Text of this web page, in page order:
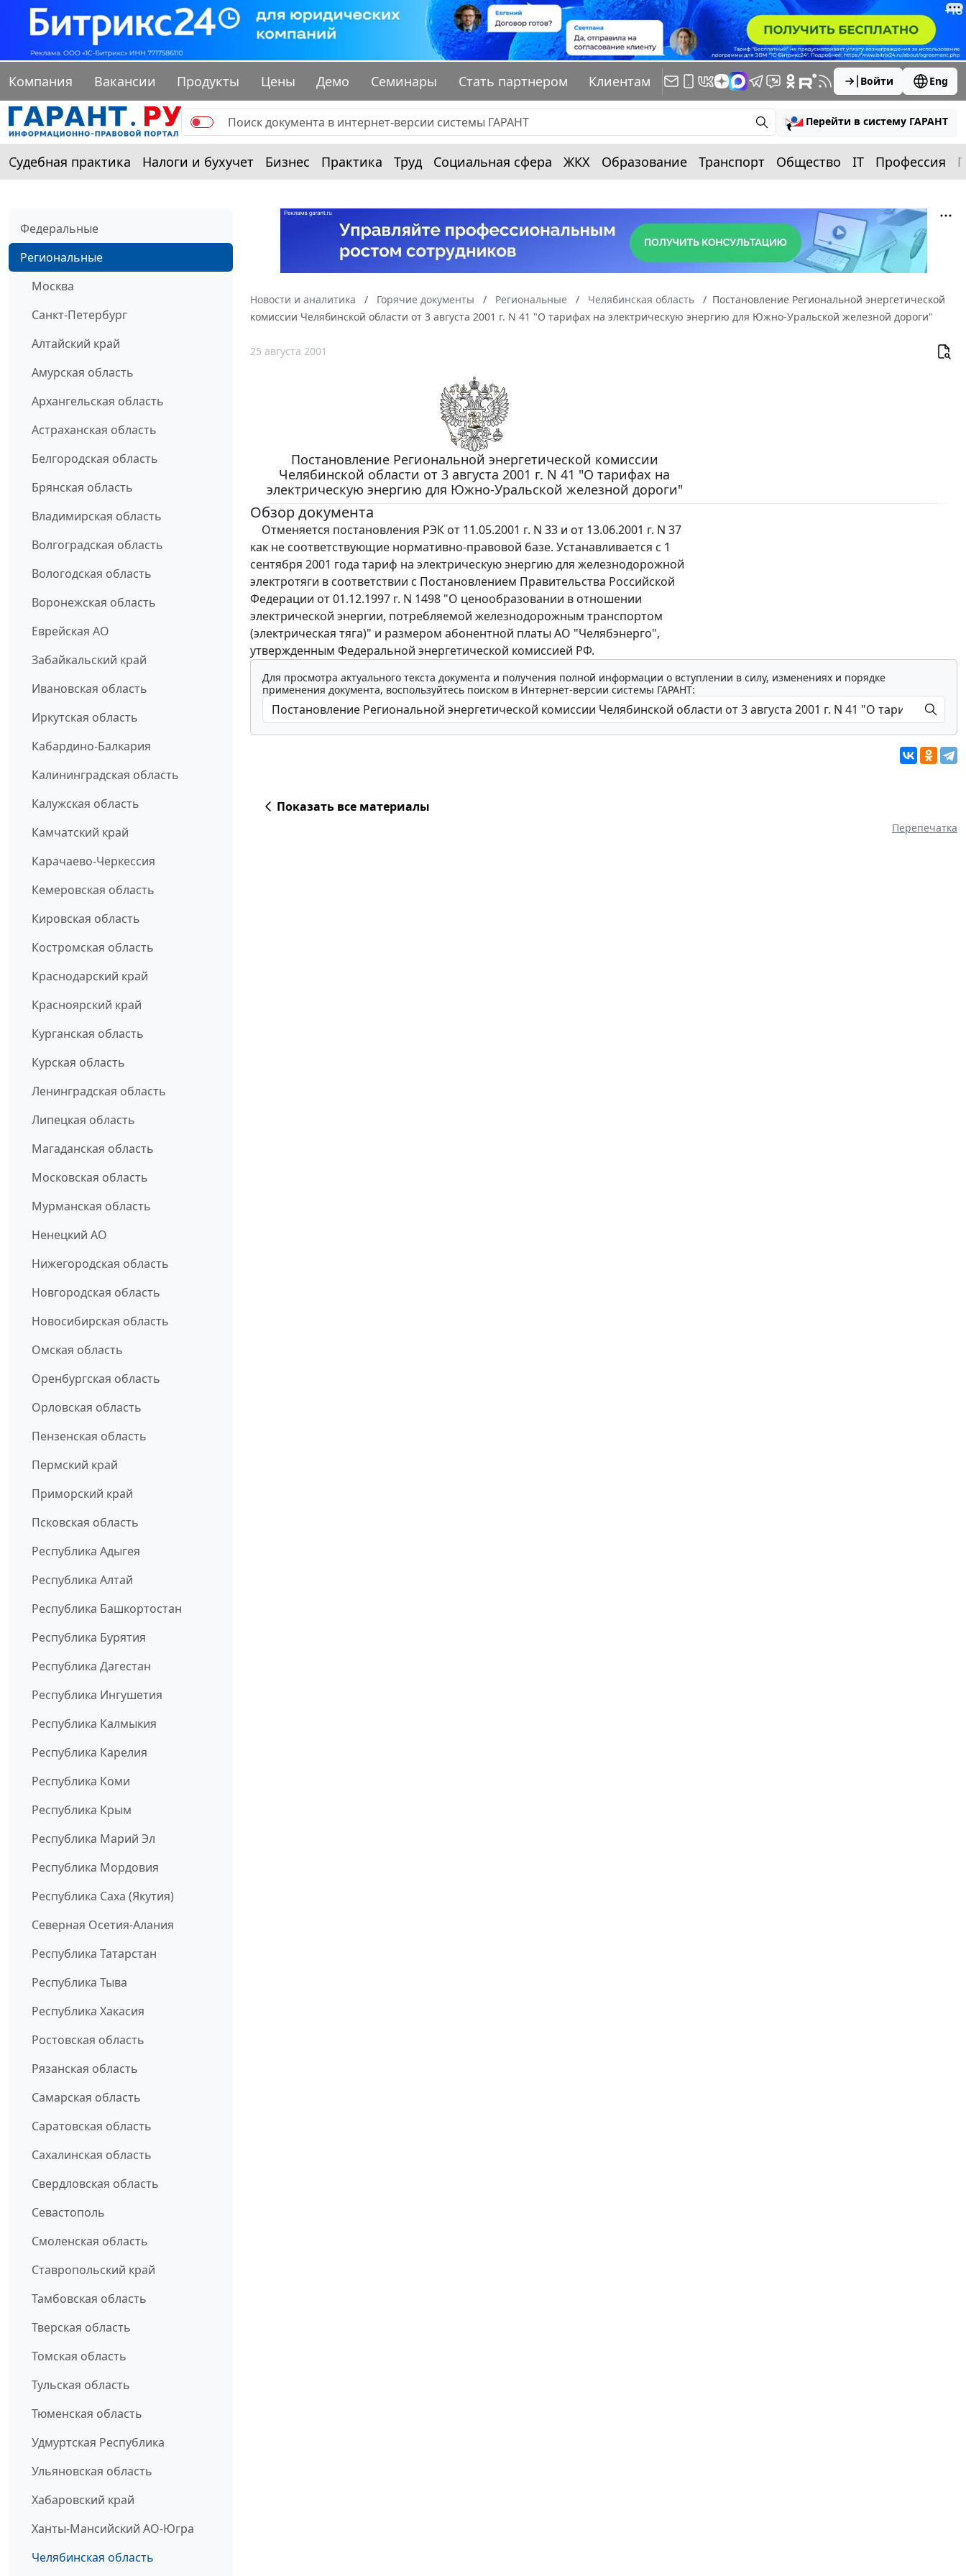
Компания Вакансии Продукты Цены Демо Семинары Стать партнером Клиентам Войти Eng
Перейти в систему ГАРАНТ
Судебная практика Налоги и бухучет Бизнес Практика Труд Социальная сфера ЖКХ Образование Транспорт Общество IT Профессия
Федеральные
Региональные
Москва
Санкт-Петербург
Алтайский край
Амурская область
Архангельская область
Астраханская область
Белгородская область
Брянская область
Владимирская область
Волгоградская область
Вологодская область
Воронежская область
Еврейская АО
Забайкальский край
Ивановская область
Иркутская область
Кабардино-Балкария
Калининградская область
Калужская область
Камчатский край
Карачаево-Черкессия
Кемеровская область
Кировская область
Костромская область
Краснодарский край
Красноярский край
Курганская область
Курская область
Ленинградская область
Липецкая область
Магаданская область
Московская область
Мурманская область
Ненецкий АО
Нижегородская область
Новгородская область
Новосибирская область
Омская область
Оренбургская область
Орловская область
Пензенская область
Пермский край
Приморский край
Псковская область
Республика Адыгея
Республика Алтай
Республика Башкортостан
Республика Бурятия
Республика Дагестан
Республика Ингушетия
Республика Калмыкия
Республика Карелия
Республика Коми
Республика Крым
Республика Марий Эл
Республика Мордовия
Республика Саха (Якутия)
Северная Осетия-Алания
Республика Татарстан
Республика Тыва
Республика Хакасия
Ростовская область
Рязанская область
Самарская область
Саратовская область
Сахалинская область
Свердловская область
Севастополь
Смоленская область
Ставропольский край
Тамбовская область
Тверская область
Томская область
Тульская область
Тюменская область
Удмуртская Республика
Ульяновская область
Хабаровский край
Ханты-Мансийский АО-Югра
Челябинская область
Новости и аналитика Горячие документы Региональные Челябинская область
Постановление Региональной энергетической
комиссии Челябинской области от 3 августа 2001 г. N 41 "О тарифах на электрическую энергию для Южно-Уральской железной дороги"
25 августа 2001
Постановление Региональной энергетической комиссии
Челябинской области от 3 августа 2001 г. N 41 "О тарифах на
электрическую энергию для Южно-Уральской железной дороги"
Обзор документа
Отменяется постановления РЭК от 11.05.2001 г. N 33 и от 13.06.2001 г. N 37
как не соответствующие нормативно-правовой базе. Устанавливается с 1
сентября 2001 года тариф на электрическую энергию для железнодорожной
электротяги в соответствии с Постановлением Правительства Российской
Федерации от 01.12.1997 г. N 1498 "О ценообразовании в отношении
электрической энергии, потребляемой железнодорожным транспортом
(электрическая тяга)" и размером абонентной платы АО "Челябэнерго",
утвержденным Федеральной энергетической комиссией РФ.
Для просмотра актуального текста документа и получения полной информации о вступлении в силу, изменениях и порядке
применения документа, воспользуйтесь поиском в Интернет-версии системы ГАРАНТ:
Показать все материалы
Перепечатка